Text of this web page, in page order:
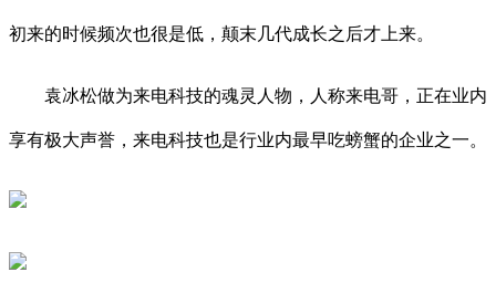
初来的时候频次也很是低，颠末几代成长之后才上来。
袁冰松做为来电科技的魂灵人物，人称来电哥，正在业内
享有极大声誉，来电科技也是行业内最早吃螃蟹的企业之一。